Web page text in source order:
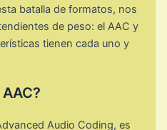
batalla de formatos, nos
de peso: el AAC y
tienen cada uno y
Audio Coding, es